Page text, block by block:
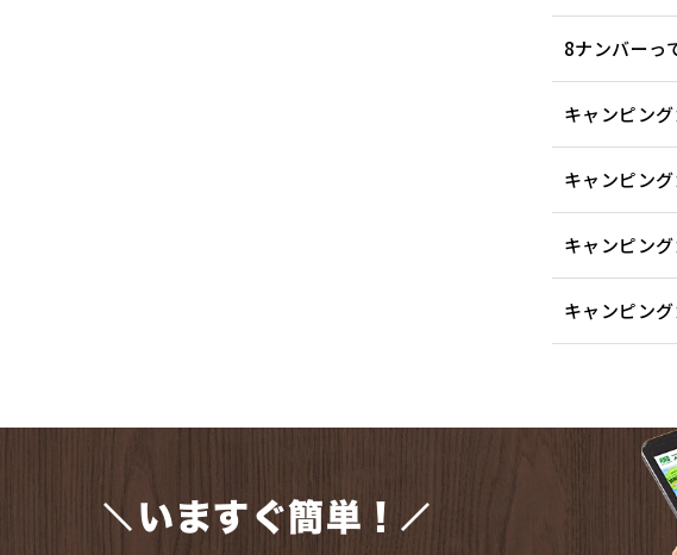
8ナンバーっ
キャンピン
キャンピン
キャンピン
キャンピン
いますぐ簡単！